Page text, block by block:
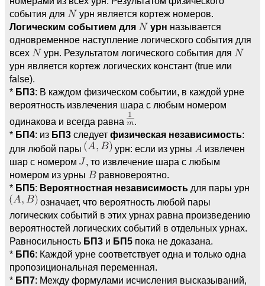
события для
урн является кортеж номеров.
Логическим событием для
урн называется
одновременное наступление логического события для
всех
урн. Результатом логического события для
урн является кортеж логических констант (true или
false).
* БП3: В каждом физическом событии, в каждой урне
вероятность извлечения шара с любым номером
одинакова и всегда равна
.
* БП4: из БП3 следует физическая независимость:
для любой пары
урн: если из урны
извлечен
шар с номером
, то извлечение шара с любым
номером из урны
равновероятно.
* БП5: Вероятностная независимость для пары урн
означает, что вероятность любой пары
логических событий в этих урнах равна произведению
вероятностей логических событий в отдельных урнах.
Равносильность БП3 и БП5 пока не доказана.
* БП6: Каждой урне соответствует одна и только одна
пропозициональная переменная.
* БП7: Между формулами исчисления высказываний,